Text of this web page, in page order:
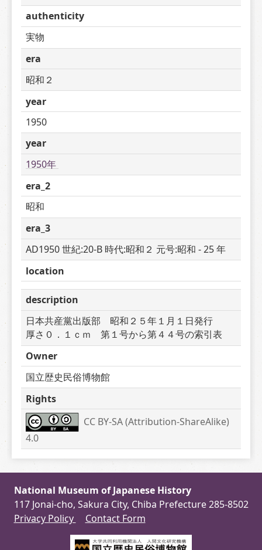
authenticity
実物
era
昭和２
year
1950
year
1950年
era_2
昭和
era_3
AD1950 世紀:20-B 時代:昭和２ 元号:昭和 - 25 年
location
description
日本共産黨出版部　昭和２５年１月１日発行
厚さ０．１ｃｍ　第１号から第４４号の索引表
Owner
国立歴史民俗博物館
Rights
CC BY-SA (Attribution-ShareAlike)
4.0
National Museum of Japanese History
117 Jonai-cho, Sakura City, Chiba Prefecture 285-8502
Privacy Policy
Contact Form